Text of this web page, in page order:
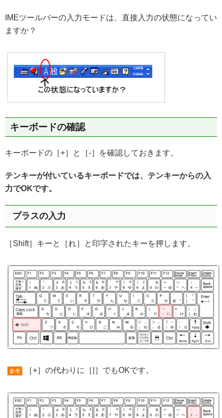
IMEツールバーの入力モードは、直接入力の状態になってい
ますか？
キーボードの確認
キーボードの［+］と［-］を確認しておきます。
テンキーが付いているキーボードでは、テンキーからの入
力でOKです。
プラスの入力
［Shift］キーと［れ］と印字されたキーを押します。
参考 ［+］の代わりに［|］でもOKです。